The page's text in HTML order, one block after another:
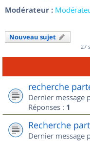
Modérateur :
Nouveau sujet
27
recherche
Dernier message
Réponses : 1
Recherche
Dernier message